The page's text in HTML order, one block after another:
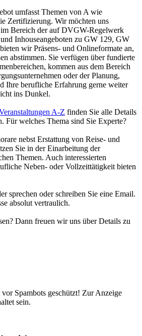
umfasst Themen von A wie
Zertifizierung. Wir möchten uns
im Bereich der auf DVGW-Regelwerk
Inhouseangeboten zu GW 129, GW
wir Präsens- und Onlineformate an,
abstimmen. Sie verfügen über fundierte
kommen aus dem Bereich
oder der Planung,
Ihre berufliche Erfahrung gerne weiter
ins Dunkel.
A-Z finden Sie alle Details
Für welches Thema sind Sie Experte?
nebst Erstattung von Reise- und
Sie in der Einarbeitung der
Themen. Auch interessierten
Neben- oder Vollzeittätigkeit bieten
sprechen oder schreiben Sie eine Email.
absolut vertraulich.
Dann freuen wir uns über Details zu
Spambots geschützt! Zur Anzeige
sein.